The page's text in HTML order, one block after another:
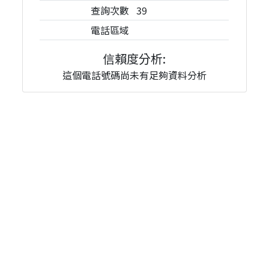
查詢次數 39
電話區域
信賴度分析:
這個電話號碼尚未有足夠資料分析